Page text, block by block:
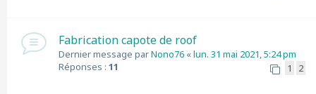
Fabrication capote de roof
Dernier message parNono76 «lun. 31 mai 2021, 5:24 pm
Réponses : 11 1 2